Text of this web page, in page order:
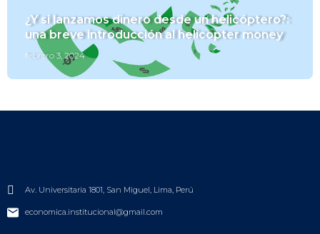
¿Y si lanzamos dinero desde un helicóptero?:
una breve introducción al helicopter money
febrero 3, 2024
Av. Universitaria 1801, San Miguel, Lima, Perú
economica.institucional@gmail.com